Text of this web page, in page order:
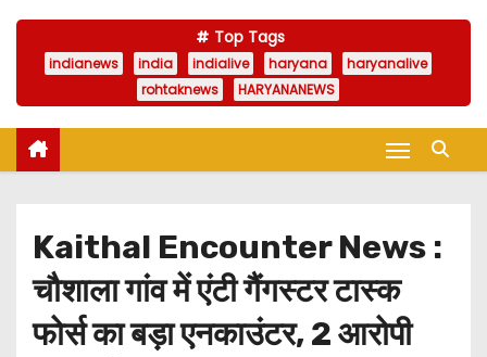
Top Tags
indianews india indialive haryana
haryanalive
rohtaknews
HARYANANEWS
Kaithal Encounter News :
चौशाला गांव में एंटी गैंगस्टर टास्क
फोर्स का बड़ा एनकाउंटर, 2 आरोपी